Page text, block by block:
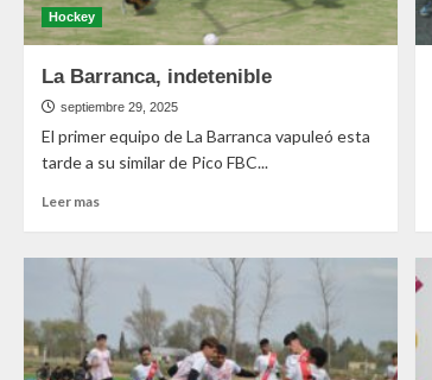
Hockey
La Barranca, indetenible
septiembre 29, 2025
El primer equipo de La Barranca vapuleó esta
tarde a su similar de Pico FBC...
Leer mas